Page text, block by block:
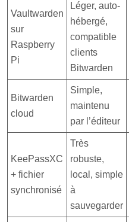
Vaultwarden
sur
Raspberry
Pi
Léger, auto-
hébergé,
compatible
clients
Bitwarden
Bitwarden
cloud
Simple,
maintenu
par l’éditeur
KeePassXC
+ fichier
synchronisé
Très
robuste,
local, simple
à
sauvegarder